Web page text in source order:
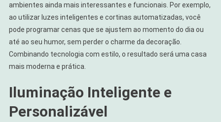
ambientes ainda mais interessantes e funcionais. Por exemplo,
ao utilizar luzes inteligentes e cortinas automatizadas, você
pode programar cenas que se ajustem ao momento do dia ou
até ao seu humor, sem perder o charme da decoração.
Combinando tecnologia com estilo, o resultado será uma casa
mais moderna e prática.
Iluminação Inteligente e
Personalizável